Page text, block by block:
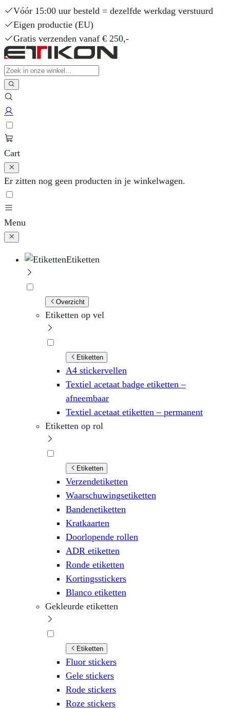
Vóór 15:00 uur besteld = dezelfde werkdag verstuurd
Eigen productie (EU)
Gratis verzenden vanaf € 250,-
Cart
Er zitten nog geen producten in je winkelwagen.
Menu
Etiketten
Overzicht
Etiketten op vel
Etiketten
A4 stickervellen
Textiel acetaat badge etiketten –
afneembaar
Textiel acetaat etiketten – permanent
Etiketten op rol
Etiketten
Verzendetiketten
Waarschuwingsetiketten
Bandenetiketten
Kratkaarten
Doorlopende rollen
ADR etiketten
Ronde etiketten
Kortingsstickers
Blanco etiketten
Gekleurde etiketten
Etiketten
Fluor stickers
Gele stickers
Rode stickers
Roze stickers